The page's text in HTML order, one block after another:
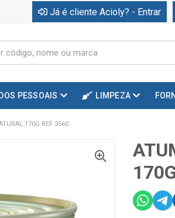
Já é cliente Acioly? - Entrar
PESSOAIS LIMPEZA
170G REF 3560